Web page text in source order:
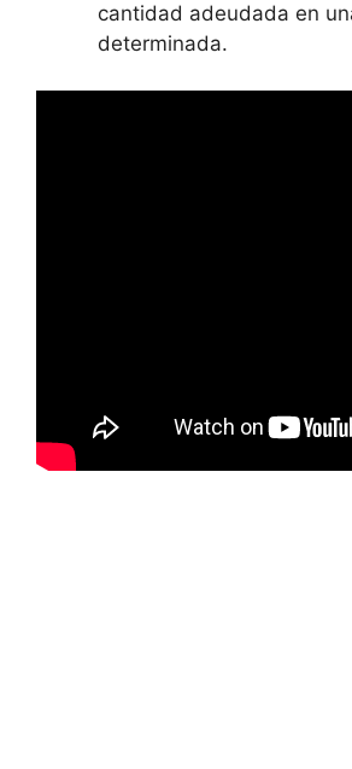
cantidad adeudada en
determinada.